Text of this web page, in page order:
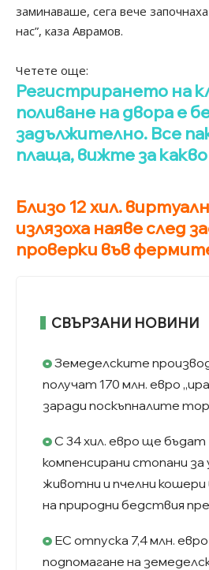
заминаваше, сега вече
нас”, каза Аврамов.
Четете още:
Регистрирането на
поливане на двора е
задължително. Все
плаща, вижте за какво
Близо 12 хил.
излязоха наяве след
проверки във
СВЪРЗАНИ НОВИНИ
Земеделските
получат 170 млн. евро
заради поскъпналите
С 34 хил. евро ще бъдат
компенсирани стопани
животни и пчелни
на природни бедствия
ЕС отпуска 7,4 млн.
подпомагане на